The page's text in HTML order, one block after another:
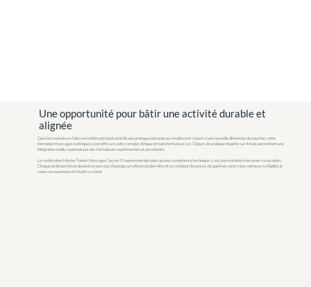
Une opportunité pour bâtir une activité durable et
alignée
Que l’on souhaite en faire son métier principal, enrichir une pratique existante ou simplement s’ouvrir à une nouvelle dimension du toucher, cette
formation massages tantriques Lyon offre un cadre complet, éthique et transformateur. Les 13 jours de pratique répartis sur 4 mois permettent une
intégration réelle, soutenue par des formateurs expérimentés et passionnés.
La certification Master Tantric Massages Sacrés © représente bien plus qu’une compétence technique : c’est une invitation à incarner sa vocation.
Chaque praticien formé devient un passeur d’énergie, un artisan du bien-être et un créateur d’espaces de guérison, où le corps retrouve sa fluidité, le
cœur son ouverture et l’esprit sa clarté.